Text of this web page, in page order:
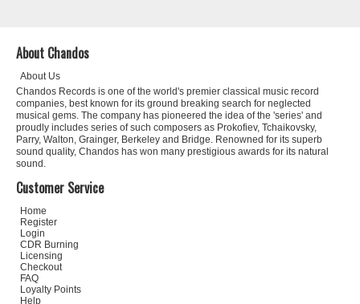
About Chandos
About Us
Chandos Records is one of the world's premier classical music record
companies, best known for its ground breaking search for neglected
musical gems. The company has pioneered the idea of the 'series' and
proudly includes series of such composers as Prokofiev, Tchaikovsky,
Parry, Walton, Grainger, Berkeley and Bridge. Renowned for its superb
sound quality, Chandos has won many prestigious awards for its natural
sound.
Customer Service
Home
Register
Login
CDR Burning
Licensing
Checkout
FAQ
Loyalty Points
Help